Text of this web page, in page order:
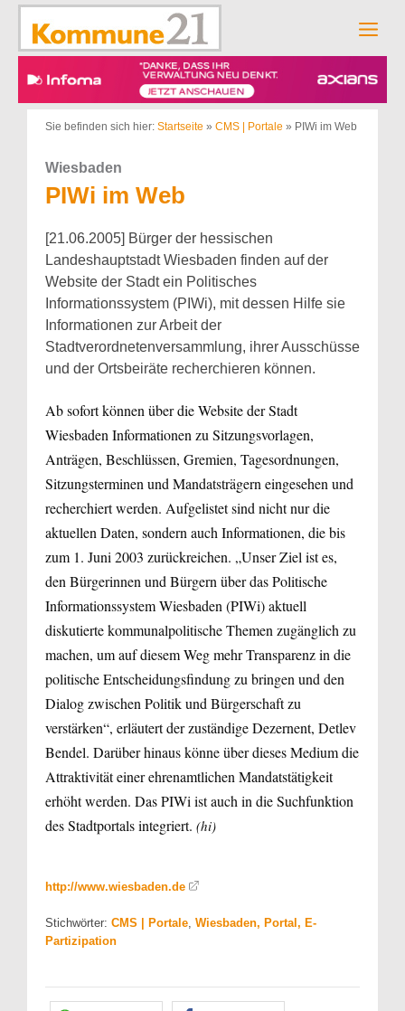
Zum
springen
Sie befinden sich hier: Startseite » CMS | Portale » PIWi im Web
Wiesbaden
PIWi im Web
[21.06.2005] Bürger der hessischen
Landeshauptstadt Wiesbaden finden auf der
Website der Stadt ein Politisches
Informationssystem (PIWi), mit dessen Hilfe sie
Informationen zur Arbeit der
Stadtverordnetenversammlung, ihrer Ausschüsse
und der Ortsbeiräte recherchieren können.
Ab sofort können über die Website der Stadt
Wiesbaden Informationen zu Sitzungsvorlagen,
Anträgen, Beschlüssen, Gremien, Tagesordnungen,
Sitzungsterminen und Mandatsträgern eingesehen und
recherchiert werden. Aufgelistet sind nicht nur die
aktuellen Daten, sondern auch Informationen, die bis
zum 1. Juni 2003 zurückreichen. „Unser Ziel ist es,
den Bürgerinnen und Bürgern über das Politische
Informationssystem Wiesbaden (PIWi) aktuell
diskutierte kommunalpolitische Themen zugänglich zu
machen, um auf diesem Weg mehr Transparenz in die
politische Entscheidungsfindung zu bringen und den
Dialog zwischen Politik und Bürgerschaft zu
verstärken“, erläutert der zuständige Dezernent, Detlev
Bendel. Darüber hinaus könne über dieses Medium die
Attraktivität einer ehrenamtlichen Mandatstätigkeit
erhöht werden. Das PIWi ist auch in die Suchfunktion
des Stadtportals integriert. (hi)
http://www.wiesbaden.de
Stichwörter: CMS | Portale, Wiesbaden, Portal, E-
Partizipation